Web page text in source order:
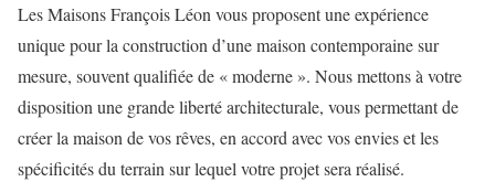
Les Maisons François Léon vous proposent une expérience
unique pour la construction d’une maison contemporaine sur
mesure, souvent qualifiée de « moderne ». Nous mettons à votre
disposition une grande liberté architecturale, vous permettant de
créer la maison de vos rêves, en accord avec vos envies et les
spécificités du terrain sur lequel votre projet sera réalisé.